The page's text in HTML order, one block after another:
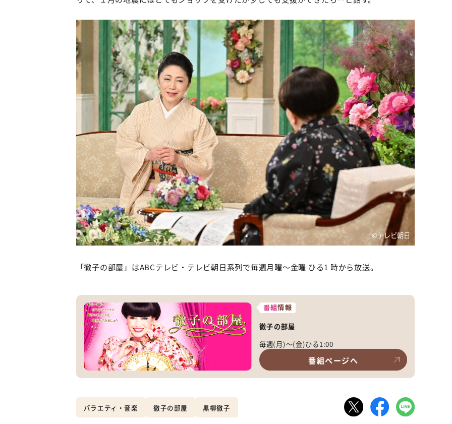
©テレビ朝日
「徹子の部屋」はABCテレビ・テレビ朝日系列で毎週月曜～金曜 ひる1 時から放送。
番組情報
徹子の部屋
毎週(月)～(金)ひる1:00
番組ページへ
バラエティ・音楽 徹子の部屋 黒柳徹子